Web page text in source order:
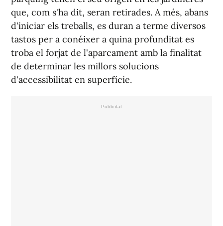
que, com s'ha dit, seran retirades. A més, abans
d'iniciar els treballs, es duran a terme diversos
tastos per a conéixer a quina profunditat es
troba el forjat de l'aparcament amb la finalitat
de determinar les millors solucions
d'accessibilitat en superfície.